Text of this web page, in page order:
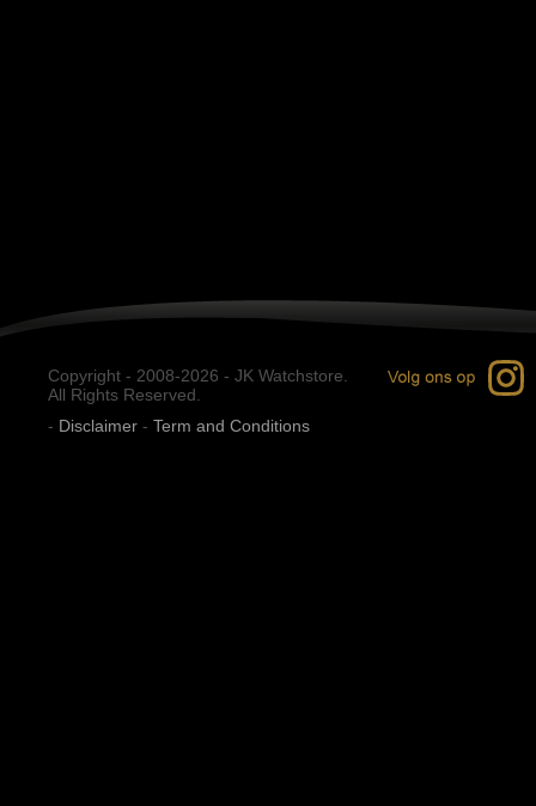
Copyright - 2008-2026 - JK Watchstore.
All Rights Reserved.
- Disclaimer - Term and Conditions